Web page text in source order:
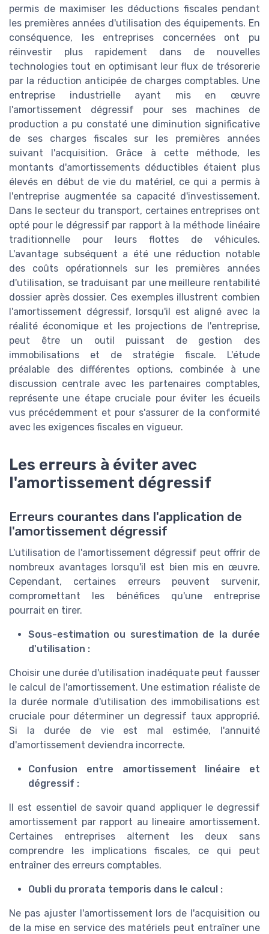
permis de maximiser les déductions fiscales pendant
les premières années d'utilisation des équipements. En
conséquence, les entreprises concernées ont pu
réinvestir plus rapidement dans de nouvelles
technologies tout en optimisant leur flux de trésorerie
par la réduction anticipée de charges comptables. Une
entreprise industrielle ayant mis en œuvre
l'amortissement dégressif pour ses machines de
production a pu constaté une diminution significative
de ses charges fiscales sur les premières années
suivant l'acquisition. Grâce à cette méthode, les
montants d'amortissements déductibles étaient plus
élevés en début de vie du matériel, ce qui a permis à
l'entreprise augmentée sa capacité d'investissement.
Dans le secteur du transport, certaines entreprises ont
opté pour le dégressif par rapport à la méthode linéaire
traditionnelle pour leurs flottes de véhicules.
L'avantage subséquent a été une réduction notable
des coûts opérationnels sur les premières années
d'utilisation, se traduisant par une meilleure rentabilité
dossier après dossier. Ces exemples illustrent combien
l'amortissement dégressif, lorsqu'il est aligné avec la
réalité économique et les projections de l'entreprise,
peut être un outil puissant de gestion des
immobilisations et de stratégie fiscale. L'étude
préalable des différentes options, combinée à une
discussion centrale avec les partenaires comptables,
représente une étape cruciale pour éviter les écueils
vus précédemment et pour s'assurer de la conformité
avec les exigences fiscales en vigueur.
Les erreurs à éviter avec
l'amortissement dégressif
Erreurs courantes dans l'application de
l'amortissement dégressif
L'utilisation de l'amortissement dégressif peut offrir de
nombreux avantages lorsqu'il est bien mis en œuvre.
Cependant, certaines erreurs peuvent survenir,
compromettant les bénéfices qu'une entreprise
pourrait en tirer.
Sous-estimation ou surestimation de la durée
d'utilisation :
Choisir une durée d'utilisation inadéquate peut fausser
le calcul de l'amortissement. Une estimation réaliste de
la durée normale d'utilisation des immobilisations est
cruciale pour déterminer un degressif taux approprié.
Si la durée de vie est mal estimée, l'annuité
d'amortissement deviendra incorrecte.
Confusion entre amortissement linéaire et
dégressif :
Il est essentiel de savoir quand appliquer le degressif
amortissement par rapport au lineaire amortissement.
Certaines entreprises alternent les deux sans
comprendre les implications fiscales, ce qui peut
entraîner des erreurs comptables.
Oubli du prorata temporis dans le calcul :
Ne pas ajuster l'amortissement lors de l'acquisition ou
de la mise en service des matériels peut entraîner une